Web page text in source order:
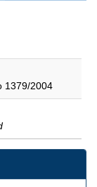
1379/2004